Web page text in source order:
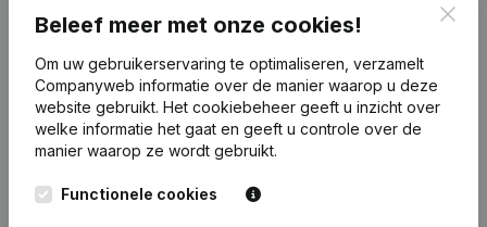
Brutomarge €45.978
Personeel 0,7 0,5
Publicaties
Beleef meer met onze cookies!
Om uw gebruikerservaring te optimaliseren, verzamelt
Companyweb informatie over de manier waarop u deze
website gebruikt. Het cookiebeheer geeft u inzicht over
welke informatie het gaat en geeft u controle over de
manier waarop ze wordt gebruikt.
Functionele cookies